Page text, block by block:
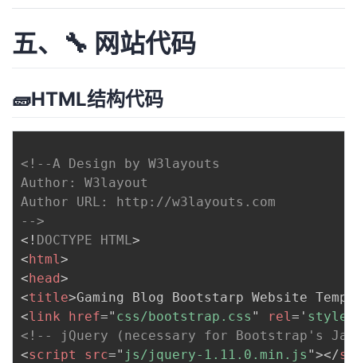
五、🔧 网站代码
🧱HTML结构代码
<!--A Design by W3layouts
Author: W3layout
Author URL: http://w3layouts.com
-->
<! DOCTYPE HTML >
<html >
<head>
<title>Gaming Blog Bootstarp Website
<link href=" css/bootstrap.css " rel = '
<!-- jQuery (necessary for Bootstrap's
<script src=" js/jquery-1.11.0.min.js "></